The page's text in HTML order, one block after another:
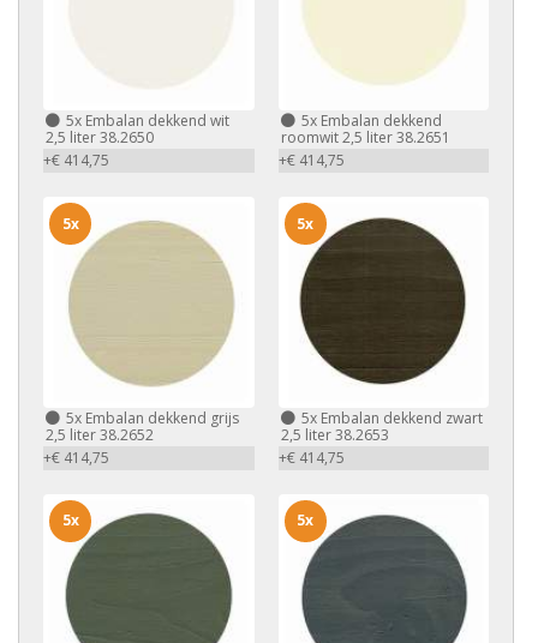
5x Embalan dekkend wit
2,5 liter 38.2650
+€ 414,75
5xEmbalan dekkend
roomwit 2,5 liter 38.2651
+€ 414,75
5x Embalan dekkend grijs
2,5 liter 38.2652
+€ 414,75
5x
5xEmbalan dekkend zwart
2,5 liter 38.2653
+€ 414,75
5x
5x 5x